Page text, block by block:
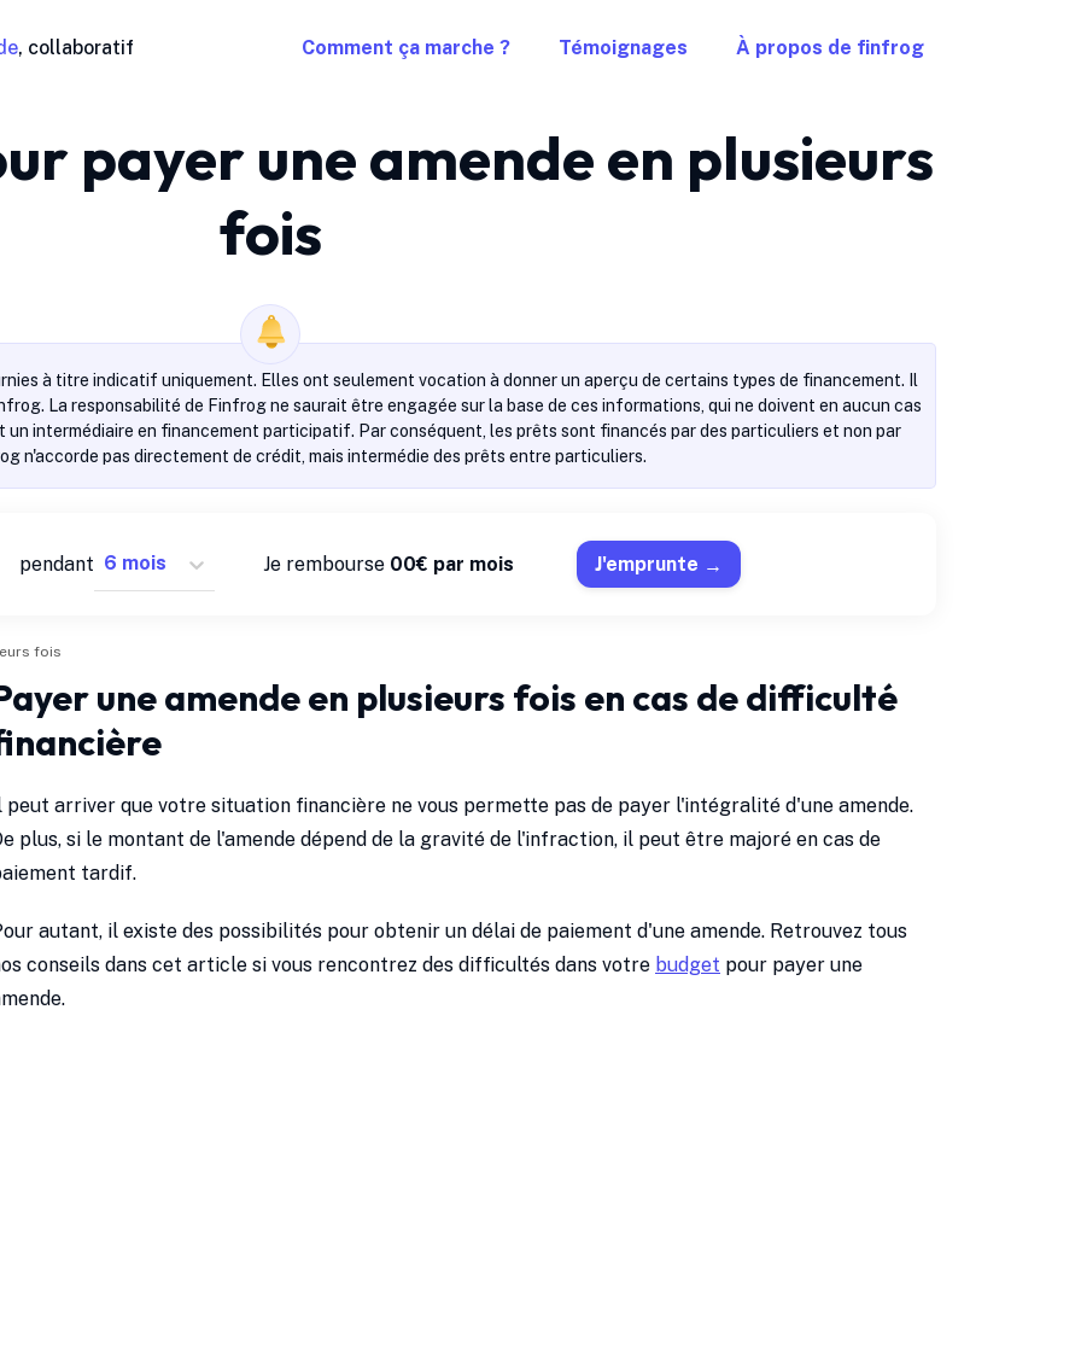
, collaboratif Comment ça marche ? Témoignages À propos de finfrog
payer une amende en plusieurs
fois
à titre indicatif uniquement. Elles ont seulement vocation à donner un aperçu de certains types de financement. Il
La responsabilité de Finfrog ne saurait être engagée sur la base de ces informations, qui ne doivent en aucun cas
un intermédiaire en financement participatif. Par conséquent, les prêts sont financés par des particuliers et non par
n'accorde pas directement de crédit, mais intermédie des prêts entre particuliers.
pendant J'emprunte
Je rembourse 00€ par mois
fois
une amende en plusieurs fois en cas de difficulté
peut arriver que votre situation financière ne vous permette pas de payer l'intégralité d'une amende.
plus, si le montant de l'amende dépend de la gravité de l'infraction, il peut être majoré en cas de
tardif.
autant, il existe des possibilités pour obtenir un délai de paiement d'une amende. Retrouvez tous
conseils dans cet article si vous rencontrez des difficultés dans votre budget pour payer une